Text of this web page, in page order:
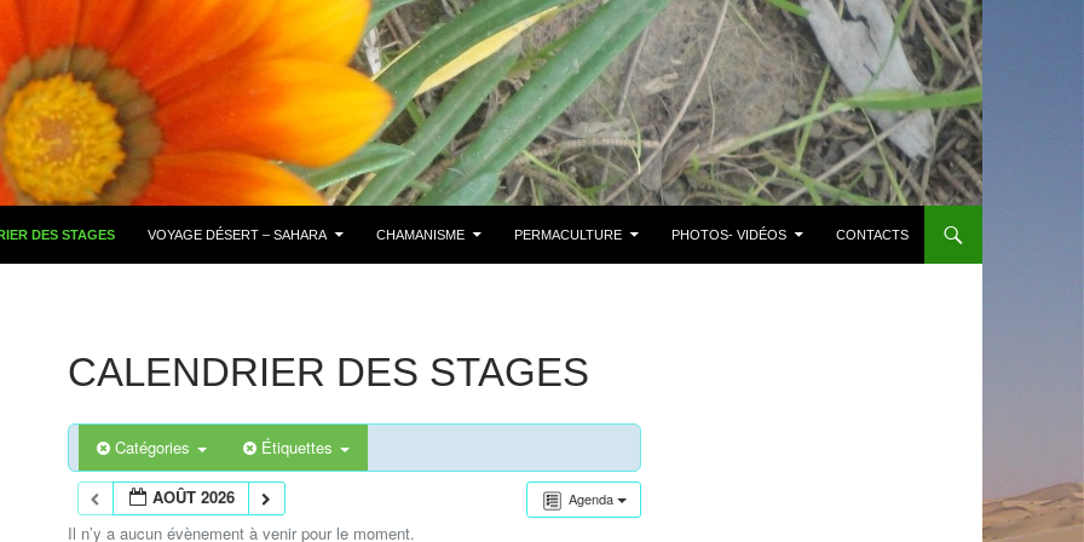
DES STAGES VOYAGE DÉSERT – SAHARA CHAMANISME PERMACULTURE PHOTOS- VIDÉOS CONTACTS
CALENDRIER DES STAGES
Catégories Étiquettes
Agenda
AOÛT 2026
Il n’y a aucun évènement à venir pour le moment.